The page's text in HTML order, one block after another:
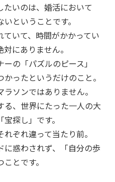
たいのは、婚活において
ということです。
いて、時間がかかってい
にありません。
の「パズルのピース」
ったというだけのこと。
ソンではありません。
る、世界にたった一人の大
探し」です。
ぞれ違って当たり前。
に惑わされず、「自分の歩
とです。